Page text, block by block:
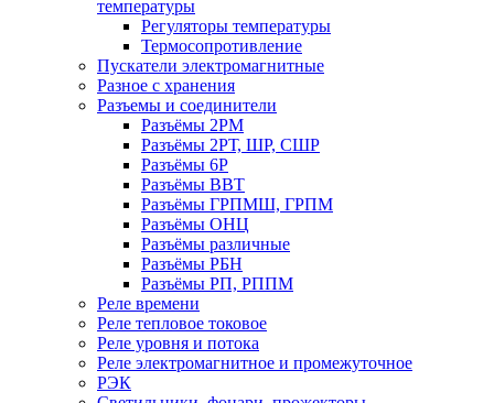
температуры
Регуляторы температуры
Термосопротивление
Пускатели электромагнитные
Разное с хранения
Разъемы и соединители
Разъёмы 2РМ
Разъёмы 2РТ, ШР, СШР
Разъёмы 6Р
Разъёмы ВВТ
Разъёмы ГРПМШ, ГРПМ
Разъёмы ОНЦ
Разъёмы различные
Разъёмы РБН
Разъёмы РП, РППМ
Реле времени
Реле тепловое токовое
Реле уровня и потока
Реле электромагнитное и промежуточное
РЭК